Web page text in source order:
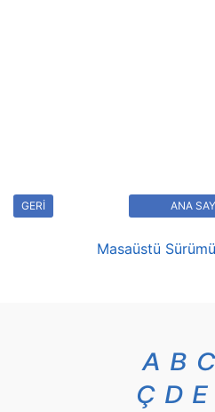
GERİ ANA
Masaüstü
A B C
Ç D E